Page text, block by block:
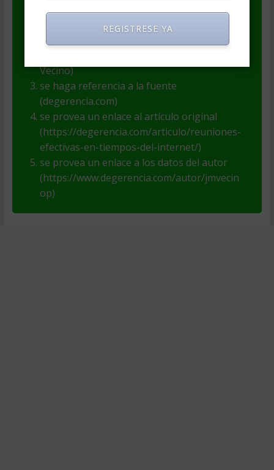
respetan las siguientes condiciones:
se publique tal como está, sin alteraciones
Vecino)
se haga referencia a la fuente
(degerencia.com)
se provea un enlace al artículo original
(https://degerencia.com/articulo/reuniones-
efectivas-en-tiempos-del-internet/)
se provea un enlace a los datos del autor
(https://www.degerencia.com/autor/jmvecin
op)
REGISTRESE YA